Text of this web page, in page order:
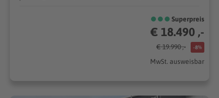
Superpreis
€ 18.490 ,-
€ 19.990 ,- -8%
MwSt. ausweisbar